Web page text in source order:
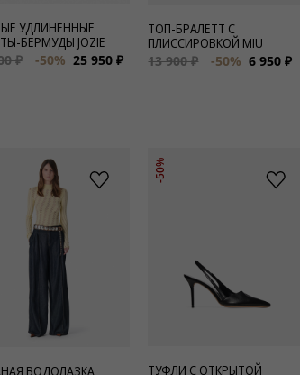
УДЛИНЕННЫЕ
БЕРМУДЫ JOZIE
₽
-50% 25 950 ₽
ТОП-БРАЛЕТТ С
ПЛИССИРОВКОЙ MIU
13 900 ₽
-50% 6 950 ₽
ВОДОЛАЗКА
-50%
ТУФЛИ С ОТКРЫТОЙ